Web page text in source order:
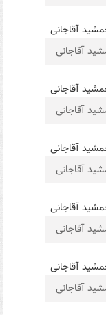
آقاجانی
آقاجانی
آقاجانی
آقاجانی
آقاجانی